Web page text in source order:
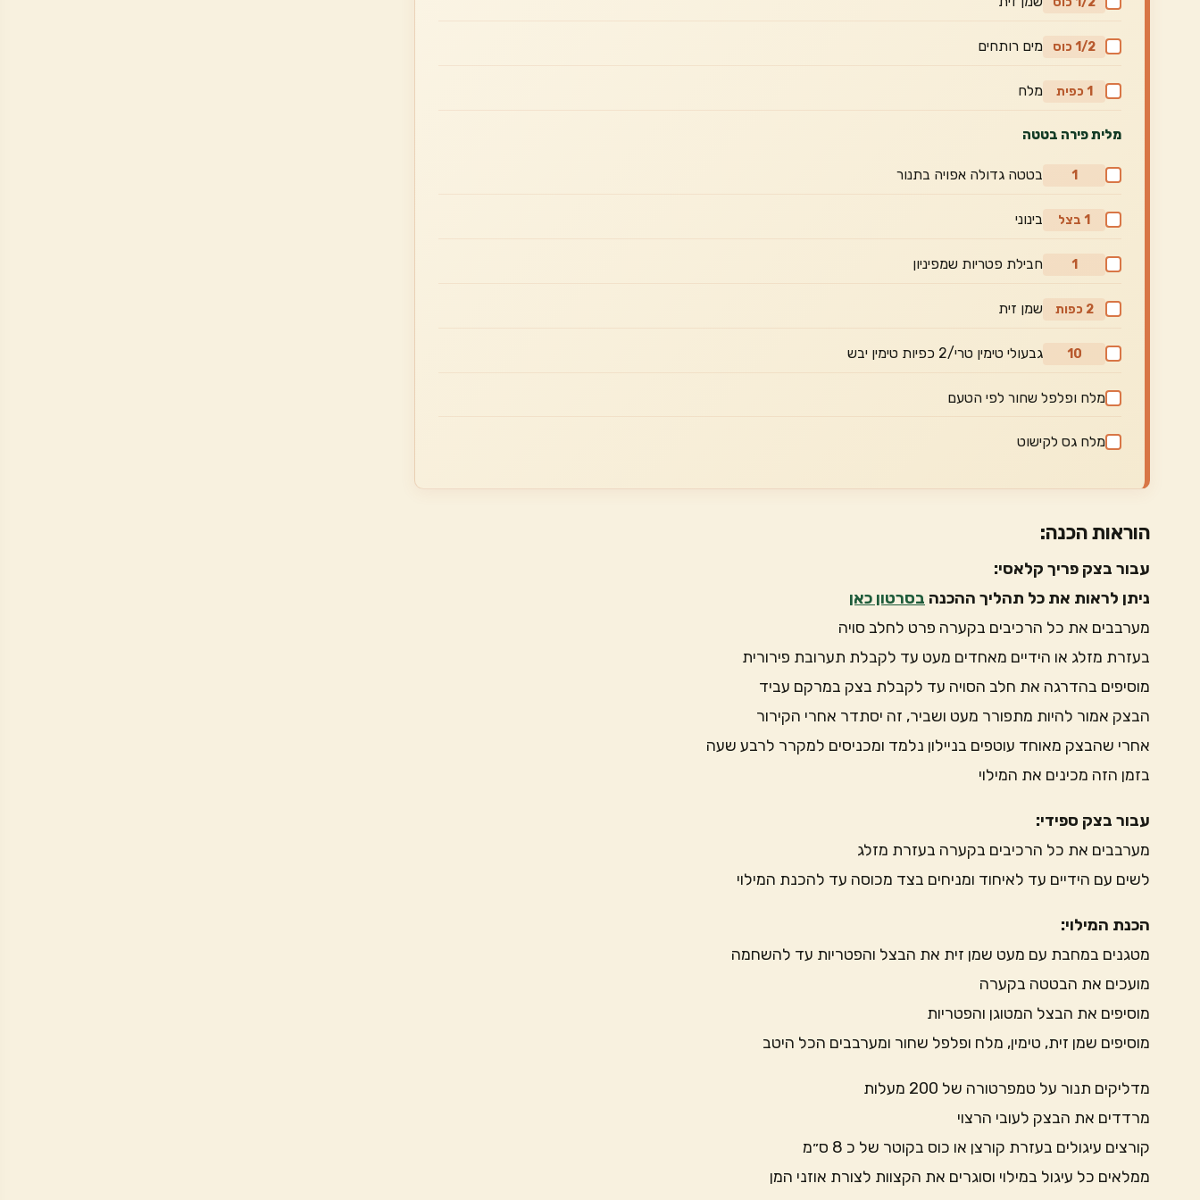
1/2 כוס מים רותחים
1 כפית מלח
מלית פירה בטטה
1 בטטה גדולה אפויה בתנור
1 בצל בינוני
1 חבילת פטריות שמפיניון
2 כפות שמן זית
10 גבעולי טימין טרי/2 כפיות טימין יבש
מלח ופלפל שחור לפי הטעם
מלח גס לקישוט
הוראות הכנה:
עבור בצק פריך קלאסי:
ניתן לראות את כל תהליך ההכנה בסרטון כאן
מערבבים את כל הרכיבים בקערה פרט לחלב סויה
בעזרת מזלג או הידיים מאחדים מעט עד לקבלת תערובת פירורית
מוסיפים בהדרגה את חלב הסויה עד לקבלת בצק במרקם עביד
הבצק אמור להיות מתפורר מעט ושביר, זה יסתדר אחרי הקירור
אחרי שהבצק מאוחד עוטפים בניילון נלמד ומכניסים למקרר לרבע שעה
בזמן הזה מכינים את המילוי
עבור בצק ספידי:
מערבבים את כל הרכיבים בקערה בעזרת מזלג
לשים עם הידיים עד לאיחוד ומניחים בצד מכוסה עד להכנת המילוי
הכנת המילוי:
מטגנים במחבת עם מעט שמן זית את הבצל והפטריות עד להשחמה
מועכים את הבטטה בקערה
מוסיפים את הבצל המטוגן והפטריות
מוסיפים שמן זית, טימין, מלח ופלפל שחור ומערבבים הכל היטב
מדליקים תנור על טמפרטורה של 200 מעלות
מרדדים את הבצק לעובי הרצוי
קורצים עיגולים בעזרת קורצן או כוס בקוטר של כ 8 ס״מ
ממלאים כל עיגול במילוי וסוגרים את הקצוות לצורת אוזני המן